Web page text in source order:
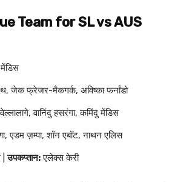
Team for SL vs AUS
जेक फ्रेजर-मैकगर्क, अविष्का फर्नांडो
वानिंदु हसरंगा, कमिंदु मेंडिस
एडम ज़म्पा, शॉन एबॉट, नाथन एलिस
|उपकप्तान:एलेक्स केरी